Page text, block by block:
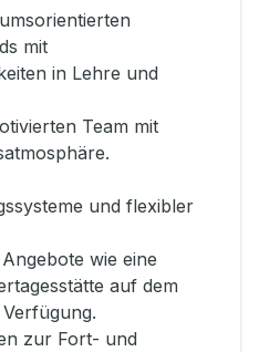
mit
in Lehre und
Team mit
und flexibler
wie eine
auf dem
zur Fort- und